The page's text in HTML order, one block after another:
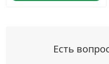
Есть